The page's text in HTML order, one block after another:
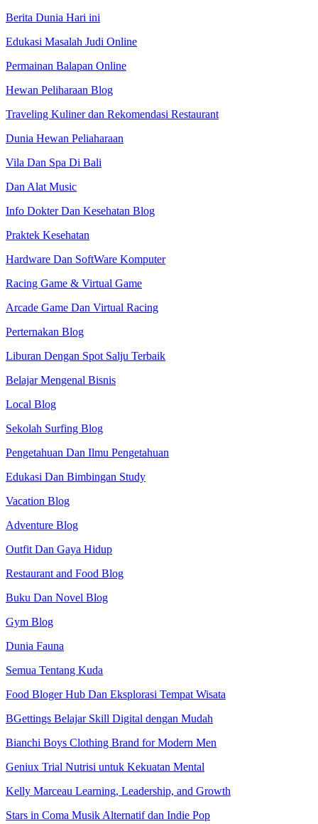
Berita Dunia Hari ini
Edukasi Masalah Judi Online
Permainan Balapan Online
Hewan Peliharaan Blog
Traveling Kuliner dan Rekomendasi Restaurant
Dunia Hewan Peliaharaan
Vila Dan Spa Di Bali
Dan Alat Music
Info Dokter Dan Kesehatan Blog
Praktek Kesehatan
Hardware Dan SoftWare Komputer
Racing Game & Virtual Game
Arcade Game Dan Virtual Racing
Perternakan Blog
Liburan Dengan Spot Salju Terbaik
Belajar Mengenal Bisnis
Local Blog
Sekolah Surfing Blog
Pengetahuan Dan Ilmu Pengetahuan
Edukasi Dan Bimbingan Study
Vacation Blog
Adventure Blog
Outfit Dan Gaya Hidup
Restaurant and Food Blog
Buku Dan Novel Blog
Gym Blog
Dunia Fauna
Semua Tentang Kuda
Food Bloger Hub Dan Eksplorasi Tempat Wisata
BGettings Belajar Skill Digital dengan Mudah
Bianchi Boys Clothing Brand for Modern Men
Geniux Trial Nutrisi untuk Kekuatan Mental
Kelly Marceau Learning, Leadership, and Growth
Stars in Coma Musik Alternatif dan Indie Pop